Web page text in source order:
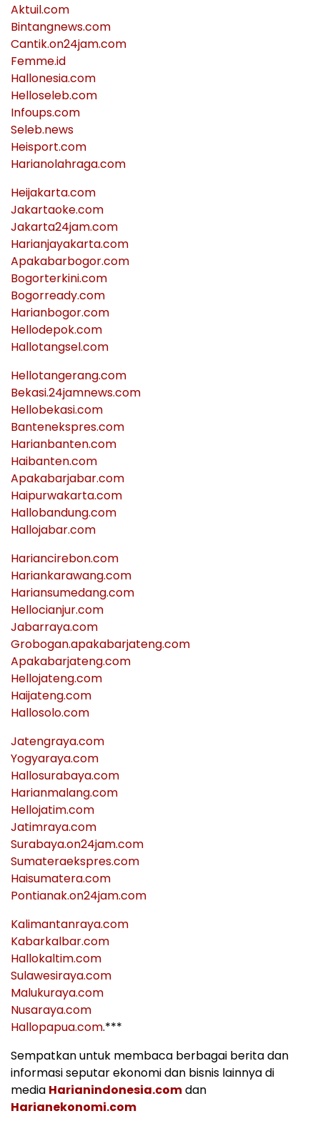
Aktuil.com
Bintangnews.com
Cantik.on24jam.com
Femme.id
Hallonesia.com
Helloseleb.com
Infoups.com
Seleb.news
Heisport.com
Harianolahraga.com
Heijakarta.com
Jakartaoke.com
Jakarta24jam.com
Harianjayakarta.com
Apakabarbogor.com
Bogorterkini.com
Bogorready.com
Harianbogor.com
Hellodepok.com
Hallotangsel.com
Hellotangerang.com
Bekasi.24jamnews.com
Hellobekasi.com
Bantenekspres.com
Harianbanten.com
Haibanten.com
Apakabarjabar.com
Haipurwakarta.com
Hallobandung.com
Hallojabar.com
Hariancirebon.com
Hariankarawang.com
Hariansumedang.com
Hellocianjur.com
Jabarraya.com
Grobogan.apakabarjateng.com
Apakabarjateng.com
Hellojateng.com
Haijateng.com
Hallosolo.com
Jatengraya.com
Yogyaraya.com
Hallosurabaya.com
Harianmalang.com
Hellojatim.com
Jatimraya.com
Surabaya.on24jam.com
Sumateraekspres.com
Haisumatera.com
Pontianak.on24jam.com
Kalimantanraya.com
Kabarkalbar.com
Hallokaltim.com
Sulawesiraya.com
Malukuraya.com
Nusaraya.com
Hallopapua.com.***
Sempatkan untuk membaca berbagai berita dan
informasi seputar ekonomi dan bisnis lainnya di
media Harianindonesia.comdan
Harianekonomi.com